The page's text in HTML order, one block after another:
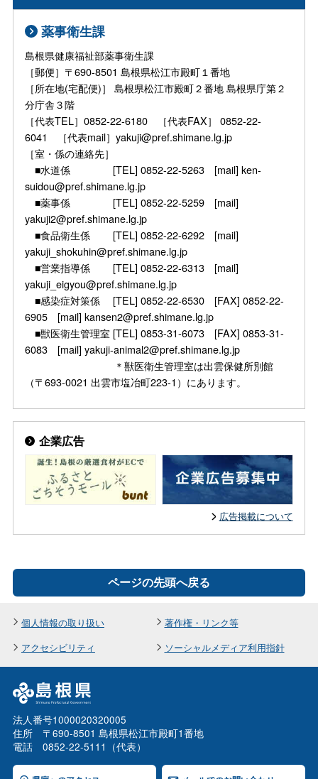
薬事衛生課
島根県健康福祉部薬事衛生課
［郵便］〒690-8501 島根県松江市殿町１番地
［所在地(宅配便)］ 島根県松江市殿町２番地 島根県庁第２
分庁舎３階
［代表TEL］0852-22-6180 ［代表FAX］ 0852-22-
6041 ［代表mail］yakuji@pref.shimane.lg.jp
［室・係の連絡先］
■水道係 [TEL] 0852-22-5263 [mail] ken-
suidou@pref.shimane.lg.jp
■薬事係 [TEL] 0852-22-5259 [mail]
yakuji2@pref.shimane.lg.jp
■食品衛生係 [TEL] 0852-22-6292 [mail]
yakuji_shokuhin@pref.shimane.lg.jp
■営業指導係 [TEL] 0852-22-6313 [mail]
yakuji_eigyou@pref.shimane.lg.jp
■感染症対策係 [TEL] 0852-22-6530 [FAX] 0852-22-
6905 [mail] kansen2@pref.shimane.lg.jp
■獣医衛生管理室 [TEL] 0853-31-6073 [FAX] 0853-31-
6083 [mail] yakuji-animal2@pref.shimane.lg.jp
＊獣医衛生管理室は出雲保健所別館
（〒693-0021 出雲市塩冶町223-1）にあります。
企業広告
広告掲載について
ページの先頭へ戻る
個人情報の取り扱い
著作権・リンク等
アクセシビリティ
ソーシャルメディア利用指針
法人番号1000020320005
住所 〒690-8501 島根県松江市殿町1番地
電話 0852-22-5111（代表）